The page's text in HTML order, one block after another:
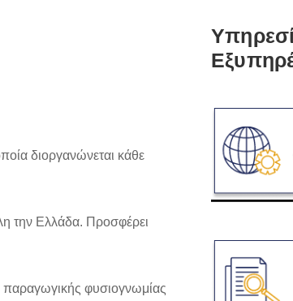
διοργανώνεται κάθε
την Ελλάδα. Προσφέρει
παραγωγικής φυσιογνωμίας